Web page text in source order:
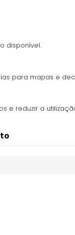
disponível.
para mapas e
e reduzir a